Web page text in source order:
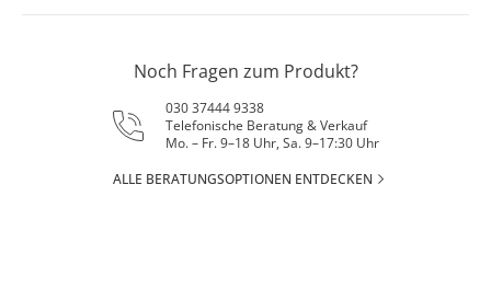
Noch Fragen zum Produkt?
030 37444 9338
Telefonische Beratung & Verkauf
Mo. – Fr. 9–18 Uhr, Sa. 9–17:30 Uhr
ALLE BERATUNGSOPTIONEN ENTDECKEN